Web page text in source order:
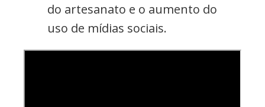
do artesanato e o aumento do
uso de mídias sociais.